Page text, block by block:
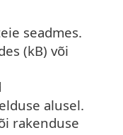
seadmes.
(kB) või
alusel.
rakenduse